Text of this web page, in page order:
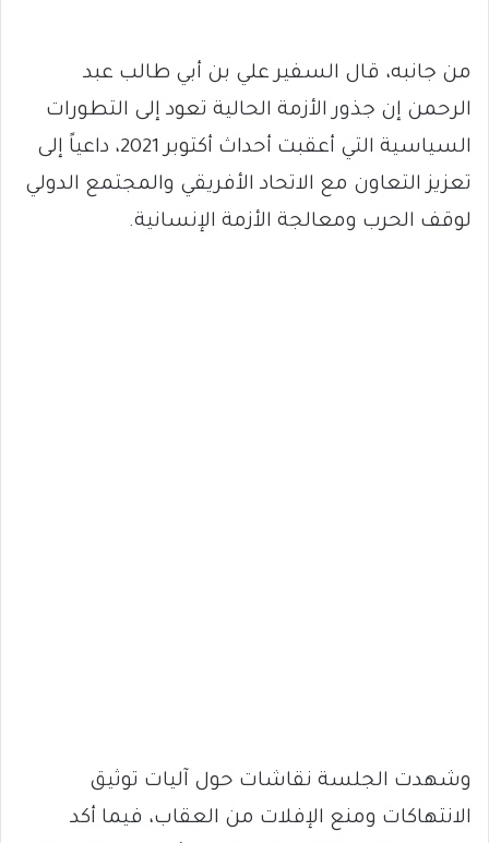
من جانبه، قال السفير علي بن أبي طالب عبد
الرحمن إن جذور الأزمة الحالية تعود إلى التطورات
السياسية التي أعقبت أحداث أكتوبر 2021، داعياً إلى
تعزيز التعاون مع الاتحاد الأفريقي والمجتمع الدولي
لوقف الحرب ومعالجة الأزمة الإنسانية.
وشهدت الجلسة نقاشات حول آليات توثيق
الانتهاكات ومنع الإفلات من العقاب، فيما أكد